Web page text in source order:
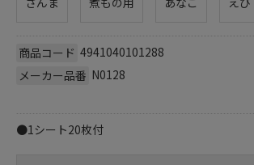
商品コード 4941040101288
メーカー品番 N0128
●1シート20枚付